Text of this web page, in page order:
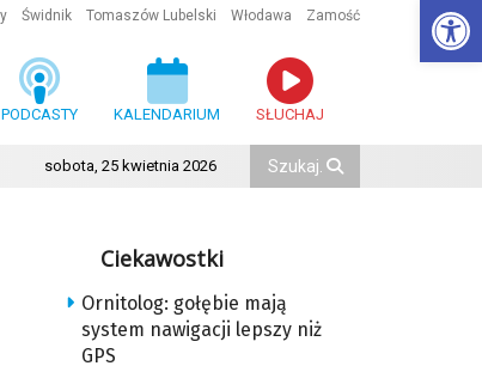
Świdnik Tomaszów Lubelski Włodawa Zamość
PODCASTY KALENDARIUM SŁUCHAJ
sobota, 25 kwietnia 2026
Ciekawostki
Ornitolog: gołębie mają
system nawigacji lepszy niż
GPS